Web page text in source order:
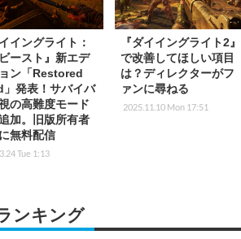
イイングライト：
ースト』新エデ
ン「Restored
発表！サバイバ
の高難度モード
加。旧版所有者
無料配信
Tue 1:13
『ダイイングライト2』
で改善してほしい項目
は？ディレクターがフ
ァンに尋ねる
2025.11.10 Mon 17:51
ンキング